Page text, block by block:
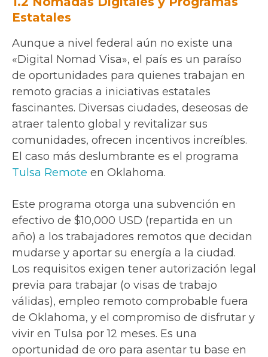
Estatales
Aunque a nivel federal aún no existe una
«Digital Nomad Visa», el país es un paraíso
de oportunidades para quienes trabajan en
remoto gracias a iniciativas estatales
fascinantes. Diversas ciudades, deseosas de
atraer talento global y revitalizar sus
comunidades, ofrecen incentivos increíbles.
El caso más deslumbrante es el programa
Tulsa Remote en Oklahoma.
Este programa otorga una subvención en
efectivo de $10,000 USD (repartida en un
año) a los trabajadores remotos que decidan
mudarse y aportar su energía a la ciudad.
Los requisitos exigen tener autorización legal
previa para trabajar (o visas de trabajo
válidas), empleo remoto comprobable fuera
de Oklahoma, y el compromiso de disfrutar y
vivir en Tulsa por 12 meses. Es una
oportunidad de oro para asentar tu base en